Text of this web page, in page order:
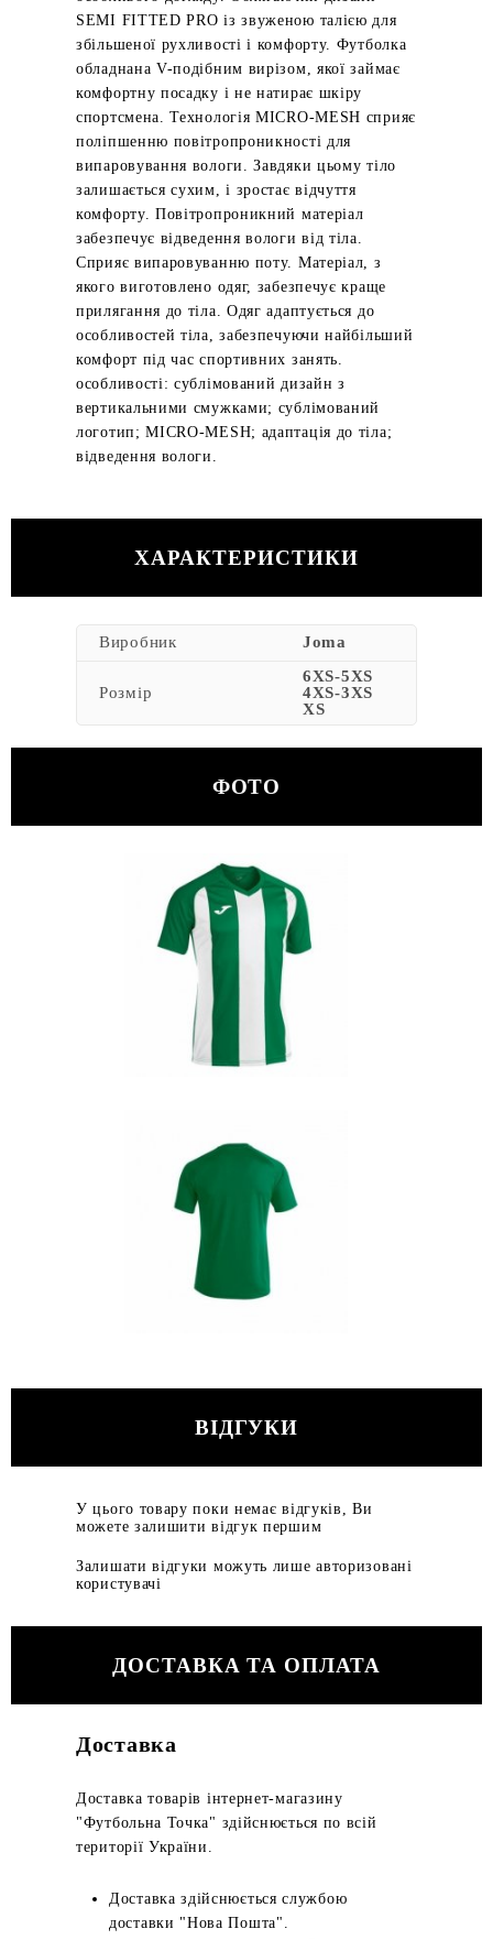
SEMI FITTED PRO із звуженою талією для
збільшеної рухливості і комфорту. Футболка
обладнана V-подібним вирізом, якої займає
комфортну посадку і не натирає шкіру
спортсмена. Технологія MICRO-MESH сприяє
поліпшенню повітропроникності для
випаровування вологи. Завдяки цьому тіло
залишається сухим, і зростає відчуття
комфорту. Повітропроникний матеріал
забезпечує відведення вологи від тіла.
Сприяє випаровуванню поту. Матеріал, з
якого виготовлено одяг, забезпечує краще
прилягання до тіла. Одяг адаптується до
особливостей тіла, забезпечуючи найбільший
комфорт під час спортивних занять.
особливості: сублімований дизайн з
вертикальними смужками; сублімований
логотип; MICRO-MESH; адаптація до тіла;
відведення вологи.
ХАРАКТЕРИСТИКИ
Виробник Joma
Розмір
6XS-5XS
4XS-3XS
XS
ФОТО
ВІДГУКИ
У цього товару поки немає відгуків, Ви
можете залишити відгук першим
Залишати відгуки можуть лише авторизовані
користувачі
ДОСТАВКА ТА ОПЛАТА
Доставка
Доставка товарів інтернет-магазину
"Футбольна Точка" здійснюється по всій
території України.
Доставка здійснюється службою
доставки "Нова Пошта".